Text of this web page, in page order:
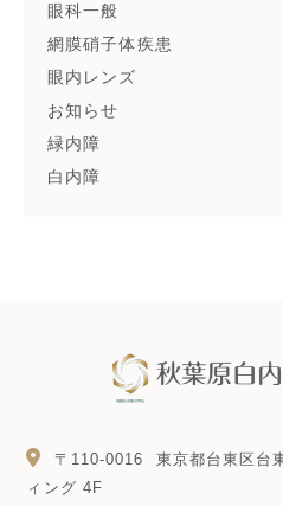
眼科一般
網膜硝子体疾患
眼内レンズ
お知らせ
緑内障
白内障
〒110-0016
東京都台東区台
ィング 4F